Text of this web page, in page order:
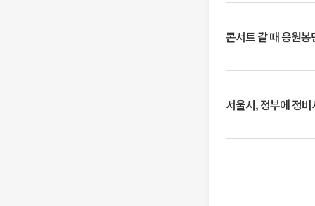
콘서트 갈 때 응원
서울시, 정부에 정